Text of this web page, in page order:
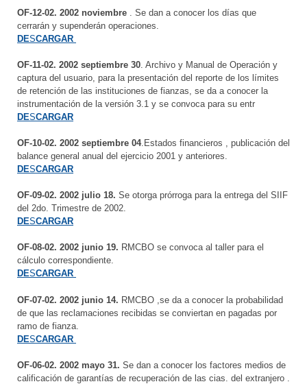
OF-12-02. 2002 noviembre
. Se dan a conocer los días que
cerrarán y supenderán operaciones.
DESCARGAR
OF-11-02. 2002 septiembre 30 . Archivo y Manual de Operación y
captura del usuario, para la presentación del reporte de los límites
de retención de las instituciones de fianzas, se da a conocer la
instrumentación de la versión 3.1 y se convoca para su entr
DESCARGAR
OF-10-02. 2002 septiembre 04.Estados financieros , publicación del
balance general anual del ejercicio 2001 y anteriores.
DESCARGAR
OF-09-02. 2002 julio 18. Se otorga prórroga para la entrega del SIIF
del 2do. Trimestre de 2002.
DESCARGAR
OF-08-02. 2002 junio 19. RMCBO se convoca al taller para el
cálculo correspondiente.
DESCARGAR
OF-07-02. 2002 junio 14. RMCBO ,se da a conocer la probabilidad
de que las reclamaciones recibidas se conviertan en pagadas por
ramo de fianza.
DESCARGAR
OF-06-02. 2002 mayo 31. Se dan a conocer los factores medios de
calificación de garantías de recuperación de las cias. del extranjero .